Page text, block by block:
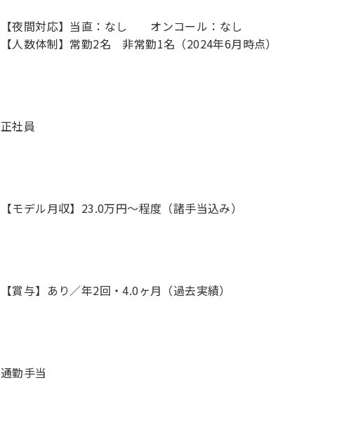
【夜間対応】当直：なし オンコール：なし
【人数体制】常勤2名 非常勤1名（2024年6月時点）
正社員
【モデル月収】23.0万円〜程度（諸手当込み）
【賞与】あり／年2回・4.0ヶ月（過去実績）
通勤手当